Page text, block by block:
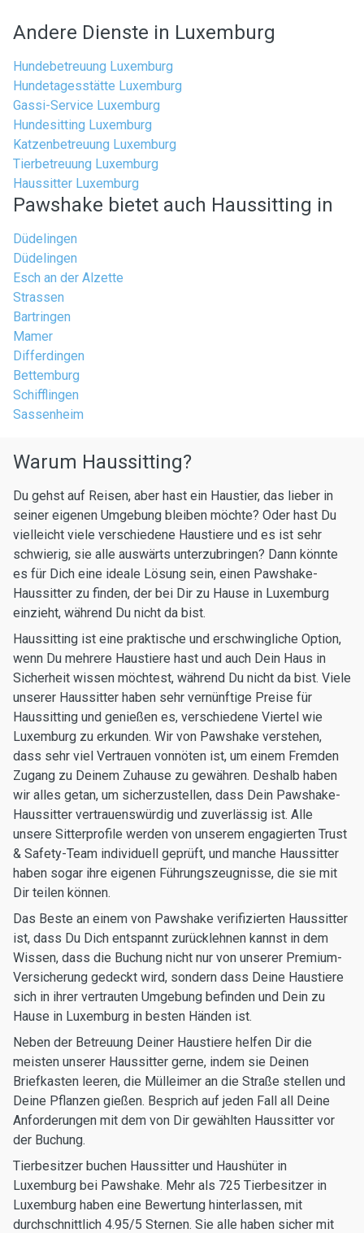
Andere Dienste in Luxemburg
Hundebetreuung Luxemburg
Hundetagesstätte Luxemburg
Gassi-Service Luxemburg
Hundesitting Luxemburg
Katzenbetreuung Luxemburg
Tierbetreuung Luxemburg
Haussitter Luxemburg
Pawshake bietet auch Haussitting in
Düdelingen
Düdelingen
Esch an der Alzette
Strassen
Bartringen
Mamer
Differdingen
Bettemburg
Schifflingen
Sassenheim
Warum Haussitting?
Du gehst auf Reisen, aber hast ein Haustier, das lieber in
seiner eigenen Umgebung bleiben möchte? Oder hast Du
vielleicht viele verschiedene Haustiere und es ist sehr
schwierig, sie alle auswärts unterzubringen? Dann könnte
es für Dich eine ideale Lösung sein, einen Pawshake-
Haussitter zu finden, der bei Dir zu Hause in Luxemburg
einzieht, während Du nicht da bist.
Haussitting ist eine praktische und erschwingliche Option,
wenn Du mehrere Haustiere hast und auch Dein Haus in
Sicherheit wissen möchtest, während Du nicht da bist. Viele
unserer Haussitter haben sehr vernünftige Preise für
Haussitting und genießen es, verschiedene Viertel wie
Luxemburg zu erkunden. Wir von Pawshake verstehen,
dass sehr viel Vertrauen vonnöten ist, um einem Fremden
Zugang zu Deinem Zuhause zu gewähren. Deshalb haben
wir alles getan, um sicherzustellen, dass Dein Pawshake-
Haussitter vertrauenswürdig und zuverlässig ist. Alle
unsere Sitterprofile werden von unserem engagierten Trust
& Safety-Team individuell geprüft, und manche Haussitter
haben sogar ihre eigenen Führungszeugnisse, die sie mit
Dir teilen können.
Das Beste an einem von Pawshake verifizierten Haussitter
ist, dass Du Dich entspannt zurücklehnen kannst in dem
Wissen, dass die Buchung nicht nur von unserer Premium-
Versicherung gedeckt wird, sondern dass Deine Haustiere
sich in ihrer vertrauten Umgebung befinden und Dein zu
Hause in Luxemburg in besten Händen ist.
Neben der Betreuung Deiner Haustiere helfen Dir die
meisten unserer Haussitter gerne, indem sie Deinen
Briefkasten leeren, die Mülleimer an die Straße stellen und
Deine Pflanzen gießen. Besprich auf jeden Fall all Deine
Anforderungen mit dem von Dir gewählten Haussitter vor
der Buchung.
Tierbesitzer buchen Haussitter und Haushüter in
Luxemburg bei Pawshake. Mehr als 725 Tierbesitzer in
Luxemburg haben eine Bewertung hinterlassen, mit
durchschnittlich 4.95/5 Sternen. Sie alle haben sicher mit